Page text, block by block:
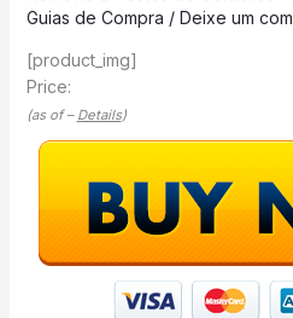
Guias de Compra / Deixe um
[product_img]
Price:
(as of – Details)